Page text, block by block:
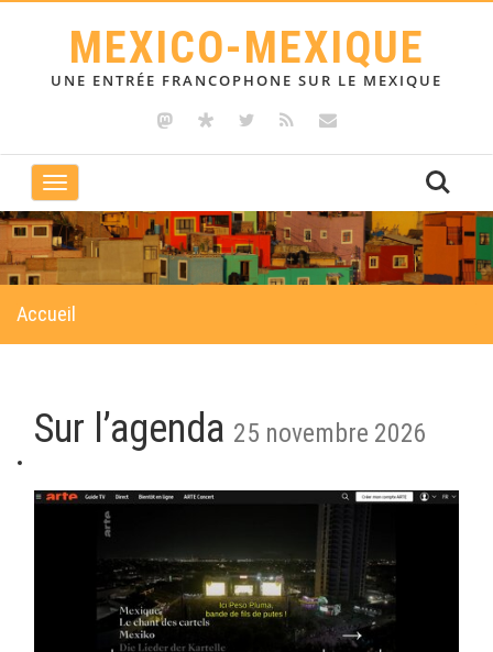
MEXICO-MEXIQUE
UNE ENTRÉE FRANCOPHONE SUR LE MEXIQUE
Toggle
navigation
Accueil
Sur l’agenda 25 novembre 2026